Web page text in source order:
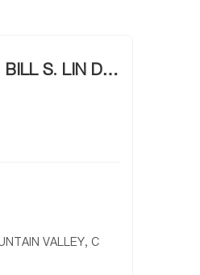
S. LIN D.
VALLEY, C